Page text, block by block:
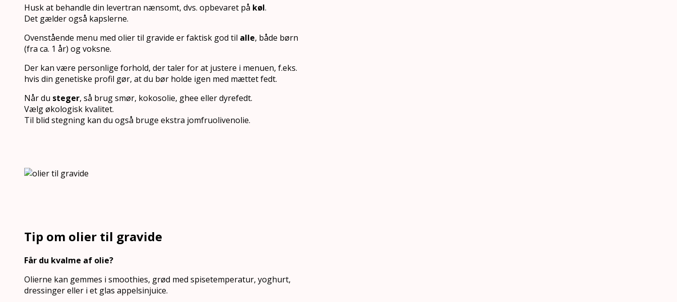
Husk at behandle din levertran nænsomt, dvs. opbevaret på køl.
Det gælder også kapslerne.
Ovenstående menu med olier til gravide er faktisk god til alle, både børn
(fra ca. 1 år) og voksne.
Der kan være personlige forhold, der taler for at justere i menuen, f.eks.
hvis din genetiske profil gør, at du bør holde igen med mættet fedt.
Når du steger, så brug smør, kokosolie, ghee eller dyrefedt.
Vælg økologisk kvalitet.
Til blid stegning kan du også bruge ekstra jomfruolivenolie.
Tip om olier til gravide
Får du kvalme af olie?
Olierne kan gemmes i smoothies, grød med spisetemperatur, yoghurt,
dressinger eller i et glas appelsinjuice.